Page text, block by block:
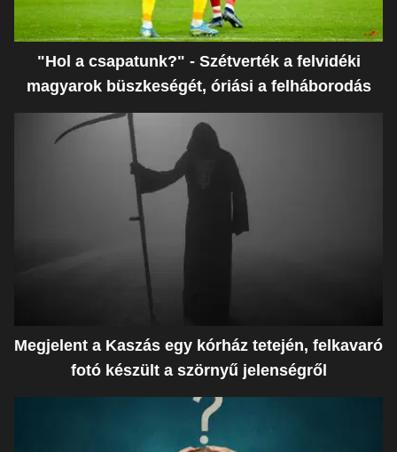
"Hol a csapatunk?" - Szétverték a felvidéki
magyarok büszkeségét, óriási a felháborodás
Megjelent a Kaszás egy kórház tetején, felkavaró
fotó készült a szörnyű jelenségről